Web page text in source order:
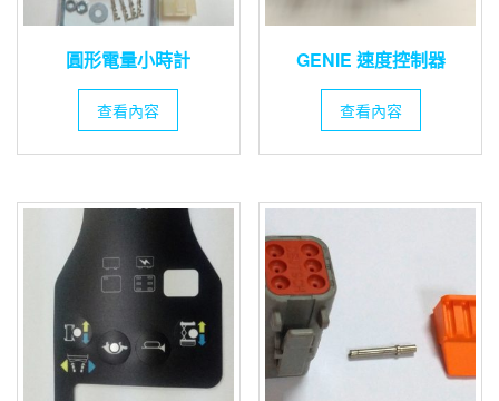
圓形電量小時計
查看內容
GENIE 速度控制器
查看內容